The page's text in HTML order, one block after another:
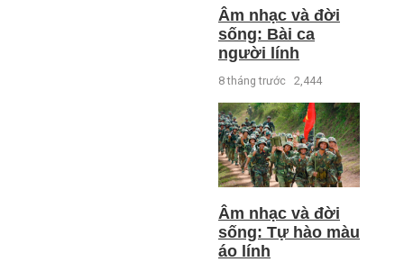
Âm nhạc và đời
sống: Bài ca
người lính
8 tháng trước 2,444
Âm nhạc và đời
sống: Tự hào màu
áo lính